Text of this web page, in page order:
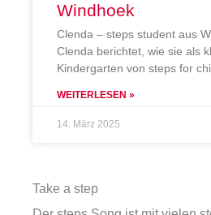
Windhoek
Clenda – steps student aus
Clenda berichtet, wie sie als
Kindergarten von steps for
WEITERLESEN »
14. März 2025
Take a step